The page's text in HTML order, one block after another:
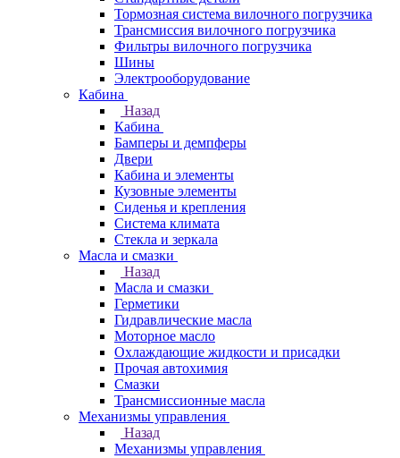
Тормозная система вилочного погрузчика
Трансмиссия вилочного погрузчика
Фильтры вилочного погрузчика
Шины
Электрооборудование
Кабина
Назад
Кабина
Бамперы и демпферы
Двери
Кабина и элементы
Кузовные элементы
Сиденья и крепления
Система климата
Стекла и зеркала
Масла и смазки
Назад
Масла и смазки
Герметики
Гидравлические масла
Моторное масло
Охлаждающие жидкости и присадки
Прочая автохимия
Смазки
Трансмиссионные масла
Механизмы управления
Назад
Механизмы управления